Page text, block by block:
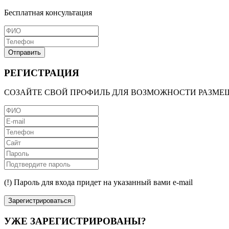
Бесплатная консультация
Отправить
РЕГИСТРАЦИЯ
СОЗАЙТЕ СВОЙ ПРОФИЛЬ ДЛЯ ВОЗМОЖНОСТИ
(!) Пароль для входа придет на указанный вами e-mail
Зарегистрироваться
УЖЕ ЗАРЕГИСТРИРОВАНЫ?